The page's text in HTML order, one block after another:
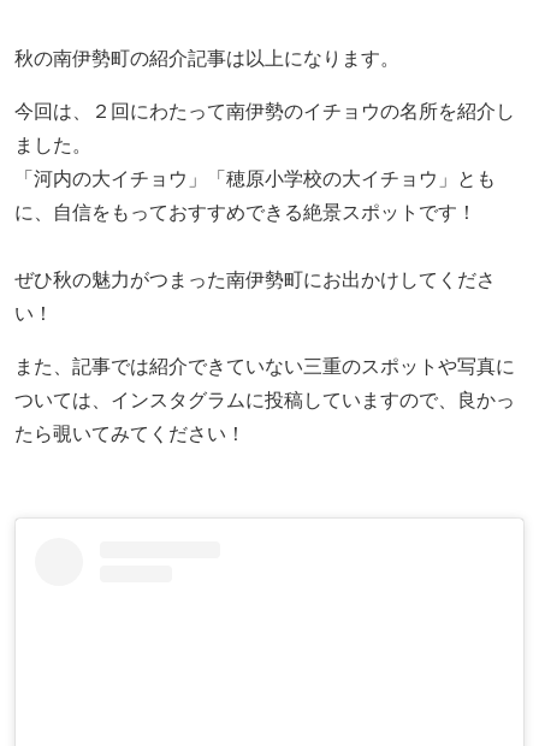
秋の南伊勢町の紹介記事は以上になります。
今回は、２回にわたって南伊勢のイチョウの名所を紹介し
ました。
「河内の大イチョウ」「穂原小学校の大イチョウ」とも
に、自信をもっておすすめできる絶景スポットです！
ぜひ秋の魅力がつまった南伊勢町にお出かけしてくださ
い！
また、記事では紹介できていない三重のスポットや写真に
ついては、インスタグラムに投稿していますので、良かっ
たら覗いてみてください！